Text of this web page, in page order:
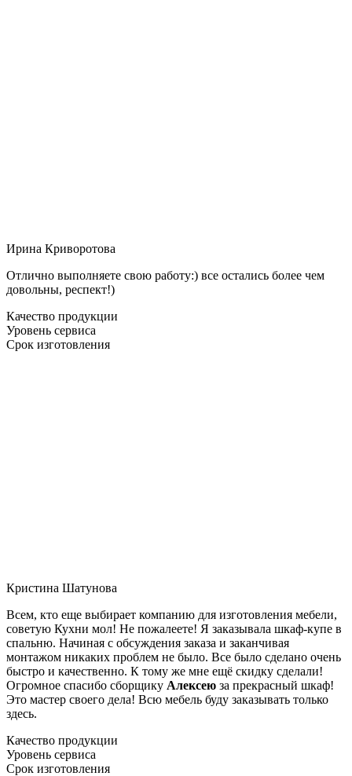
Ирина Криворотова
Отлично выполняете свою работу:) все остались более чем
довольны, респект!)
Качество продукции
Уровень сервиса
Срок изготовления
Кристина Шатунова
Всем, кто еще выбирает компанию для изготовления мебели,
советую Кухни мол! Не пожалеете! Я заказывала шкаф-купе в
спальню. Начиная с обсуждения заказа и заканчивая
монтажом никаких проблем не было. Все было сделано очень
быстро и качественно. К тому же мне ещё скидку сделали!
Огромное спасибо сборщику Алексею за прекрасный шкаф!
Это мастер своего дела! Всю мебель буду заказывать только
здесь.
Качество продукции
Уровень сервиса
Срок изготовления